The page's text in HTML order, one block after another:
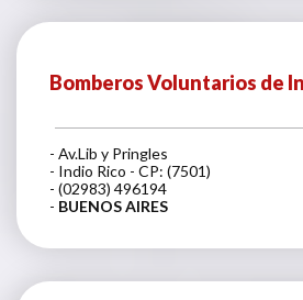
Bomberos Voluntarios de
- Av.Lib y Pringles
- Indio Rico - CP: (7501)
- (02983) 496194
- BUENOS AIRES